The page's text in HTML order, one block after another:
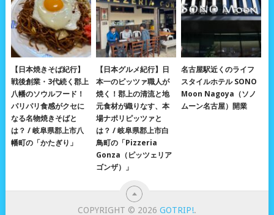
【日本焼きそば紀行】
戦後創業・3代続く郡上
八幡のソウルフード！
パリパリ食感がクセに
なる名物焼きそばと
は？ / 岐阜県郡上市八
幡町の「かたぎり」
【日本グルメ紀行】日
本一のピッツァ職人が
焼く！郡上の清流と地
元食材が織りなす、本
場ナポリピッツァと
は？ / 岐阜県郡上市白
鳥町の「Pizzeria
Gonza（ピッツェリア
ゴンザ）」
名古屋駅近くのライフ
スタイルホテル SONO
Moon Nagoya（ソノ
ムーン名古屋）開業
COPYRIGHT © 2026GOTRIP!.